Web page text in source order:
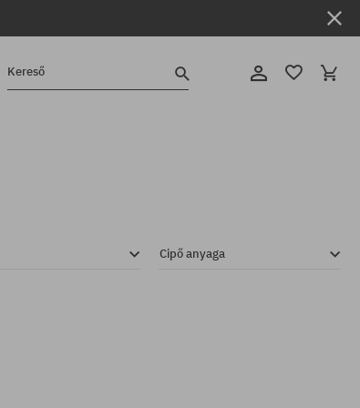
Kereső
Cipő anyaga